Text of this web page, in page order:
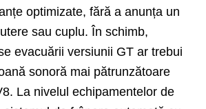
optimizate, fără a anunța un
sau cuplu. În schimb,
evacuării versiunii GT ar trebui
sonoră mai pătrunzătoare
La nivelul echipamentelor de